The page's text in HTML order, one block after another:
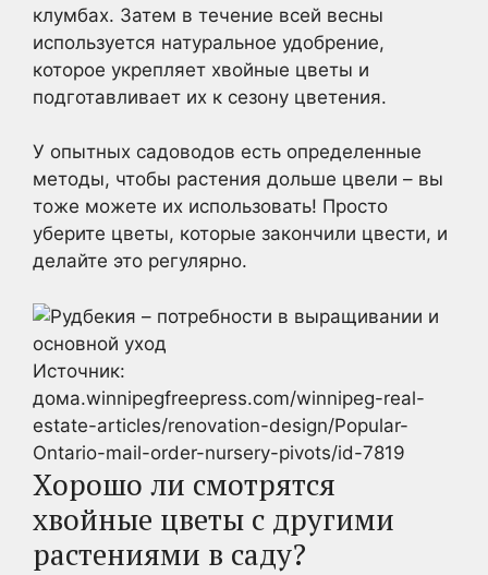
клумбах. Затем в течение всей весны
используется натуральное удобрение,
которое укрепляет хвойные цветы и
подготавливает их к сезону цветения.
У опытных садоводов есть определенные
методы, чтобы растения дольше цвели – вы
тоже можете их использовать! Просто
уберите цветы, которые закончили цвести, и
делайте это регулярно.
Источник:
дома.winnipegfreepress.com/winnipeg-real-
estate-articles/renovation-design/Popular-
Ontario-mail-order-nursery-pivots/id-7819
Хорошо ли смотрятся
хвойные цветы с другими
растениями в саду?